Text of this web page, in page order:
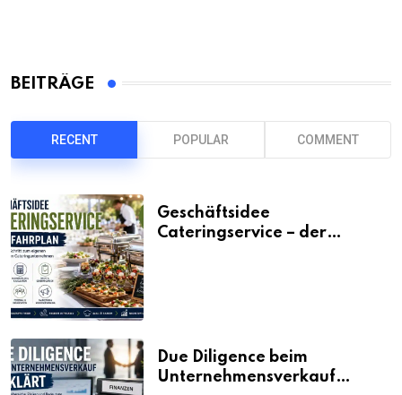
BEITRÄGE
RECENT POPULAR COMMENT
Geschäftsidee
Cateringservice – der
Due Diligence beim
Unternehmensverkauf